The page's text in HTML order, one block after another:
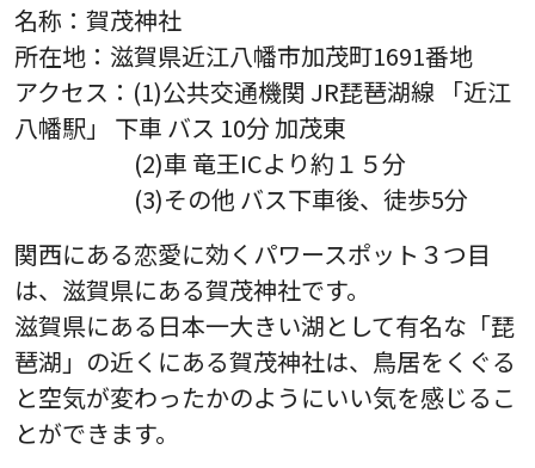
名称：賀茂神社
所在地：滋賀県近江八幡市加茂町1691番地
アクセス：(1)公共交通機関 JR琵琶湖線 「近江
八幡駅」 下車 バス 10分 加茂東
(2)車 竜王ICより約１５分
(3)その他 バス下車後、徒歩5分
関西にある恋愛に効くパワースポット３つ目
は、滋賀県にある賀茂神社です。
滋賀県にある日本一大きい湖として有名な「琵
琶湖」の近くにある賀茂神社は、鳥居をくぐる
と空気が変わったかのようにいい気を感じるこ
とができます。